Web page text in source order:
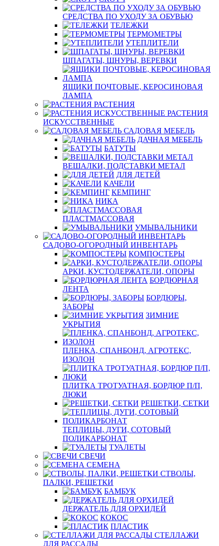
СРЕДСТВА ПО УХОДУ ЗА ОБУВЬЮ
ТЕЛЕЖКИ
ТЕРМОМЕТРЫ
УТЕПЛИТЕЛИ
ШПАГАТЫ, ШНУРЫ, ВЕРЕВКИ
ЯЩИКИ ПОЧТОВЫЕ, КЕРОСИНОВАЯ
ЛАМПА
РАСТЕНИЯ
РАСТЕНИЯ
ИСКУССТВЕННЫЕ
САДОВАЯ МЕБЕЛЬ
ДАЧНАЯ МЕБЕЛЬ
БАТУТЫ
ВЕШАЛКИ, ПОДСТАВКИ МЕТАЛ
ДЛЯ ДЕТЕЙ
КАЧЕЛИ
КЕМПИНГ
НИКА
ПЛАСТМАССОВАЯ
УМЫВАЛЬНИКИ
САДОВО-ОГОРОДНЫЙ ИНВЕНТАРЬ
КОМПОСТЕРЫ
АРКИ, КУСТОДЕРЖАТЕЛИ, ОПОРЫ
БОРДЮРНАЯ
ЛЕНТА
БОРДЮРЫ,
ЗАБОРЫ
ЗИМНИЕ
УКРЫТИЯ
ПЛЕНКА, СПАНБОНД, АГРОТЕКС,
ИЗОЛОН
ПЛИТКА ТРОТУАТНАЯ, БОРДЮР П/П,
ЛЮКИ
РЕШЕТКИ, СЕТКИ
ТЕПЛИЦЫ, ДУГИ, СОТОВЫЙ
ПОЛИКАРБОНАТ
ТУАЛЕТЫ
СВЕЧИ
СЕМЕНА
СТВОЛЫ,
ПАЛКИ, РЕШЕТКИ
БАМБУК
ДЕРЖАТЕЛЬ ДЛЯ ОРХИДЕЙ
КОКОС
ПЛАСТИК
СТЕЛЛАЖИ
ДЛЯ РАССАДЫ